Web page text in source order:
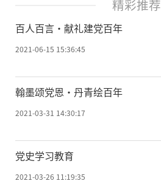
精彩推荐
百人百言·献礼建党百年
2021-06-15 15:36:45
翰墨颂党恩·丹青绘百年
2021-03-31 14:30:17
党史学习教育
2021-03-26 11:19:35